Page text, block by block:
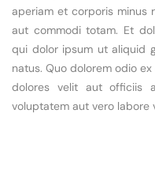
aperiam et corporis minus
aut commodi totam. Et
qui dolor ipsum ut aliquid
natus. Quo dolorem odio
dolores velit aut officiis
voluptatem aut vero labore